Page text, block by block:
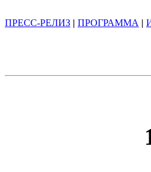
ПРЕСС-РЕЛИЗ | ПРОГРАММА |